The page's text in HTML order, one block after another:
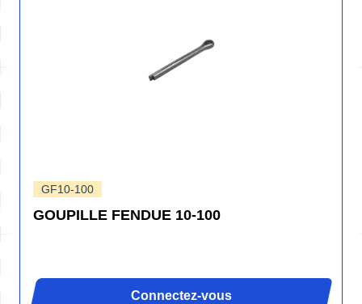
GF10-100
GOUPILLE FENDUE 10-100
Connectez-vous